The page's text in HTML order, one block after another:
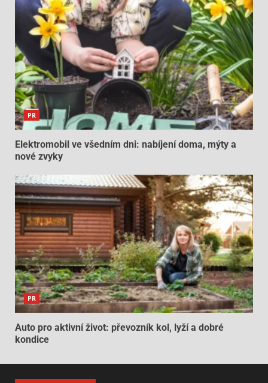
PR
Elektromobil ve všedním dni: nabíjení doma, mýty a
nové zvyky
PR
Auto pro aktivní život: převozník kol, lyží a dobré
kondice